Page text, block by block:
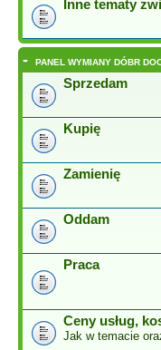
Inne tematy
- PANEL WYMIANY DÓBR
Sprzedam
Kupię
Zamienię
Oddam
Praca
Ceny usług,
Jak w temacie